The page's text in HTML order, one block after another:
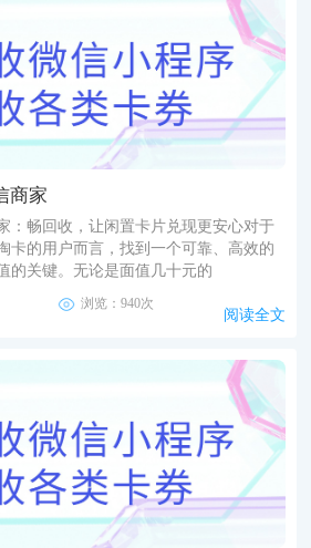
商家
：畅回收，让闲置卡片兑现更安心对于
卡的用户而言，找到一个可靠、高效的
的关键。无论是面值几十元的
浏览：940次
阅读全文